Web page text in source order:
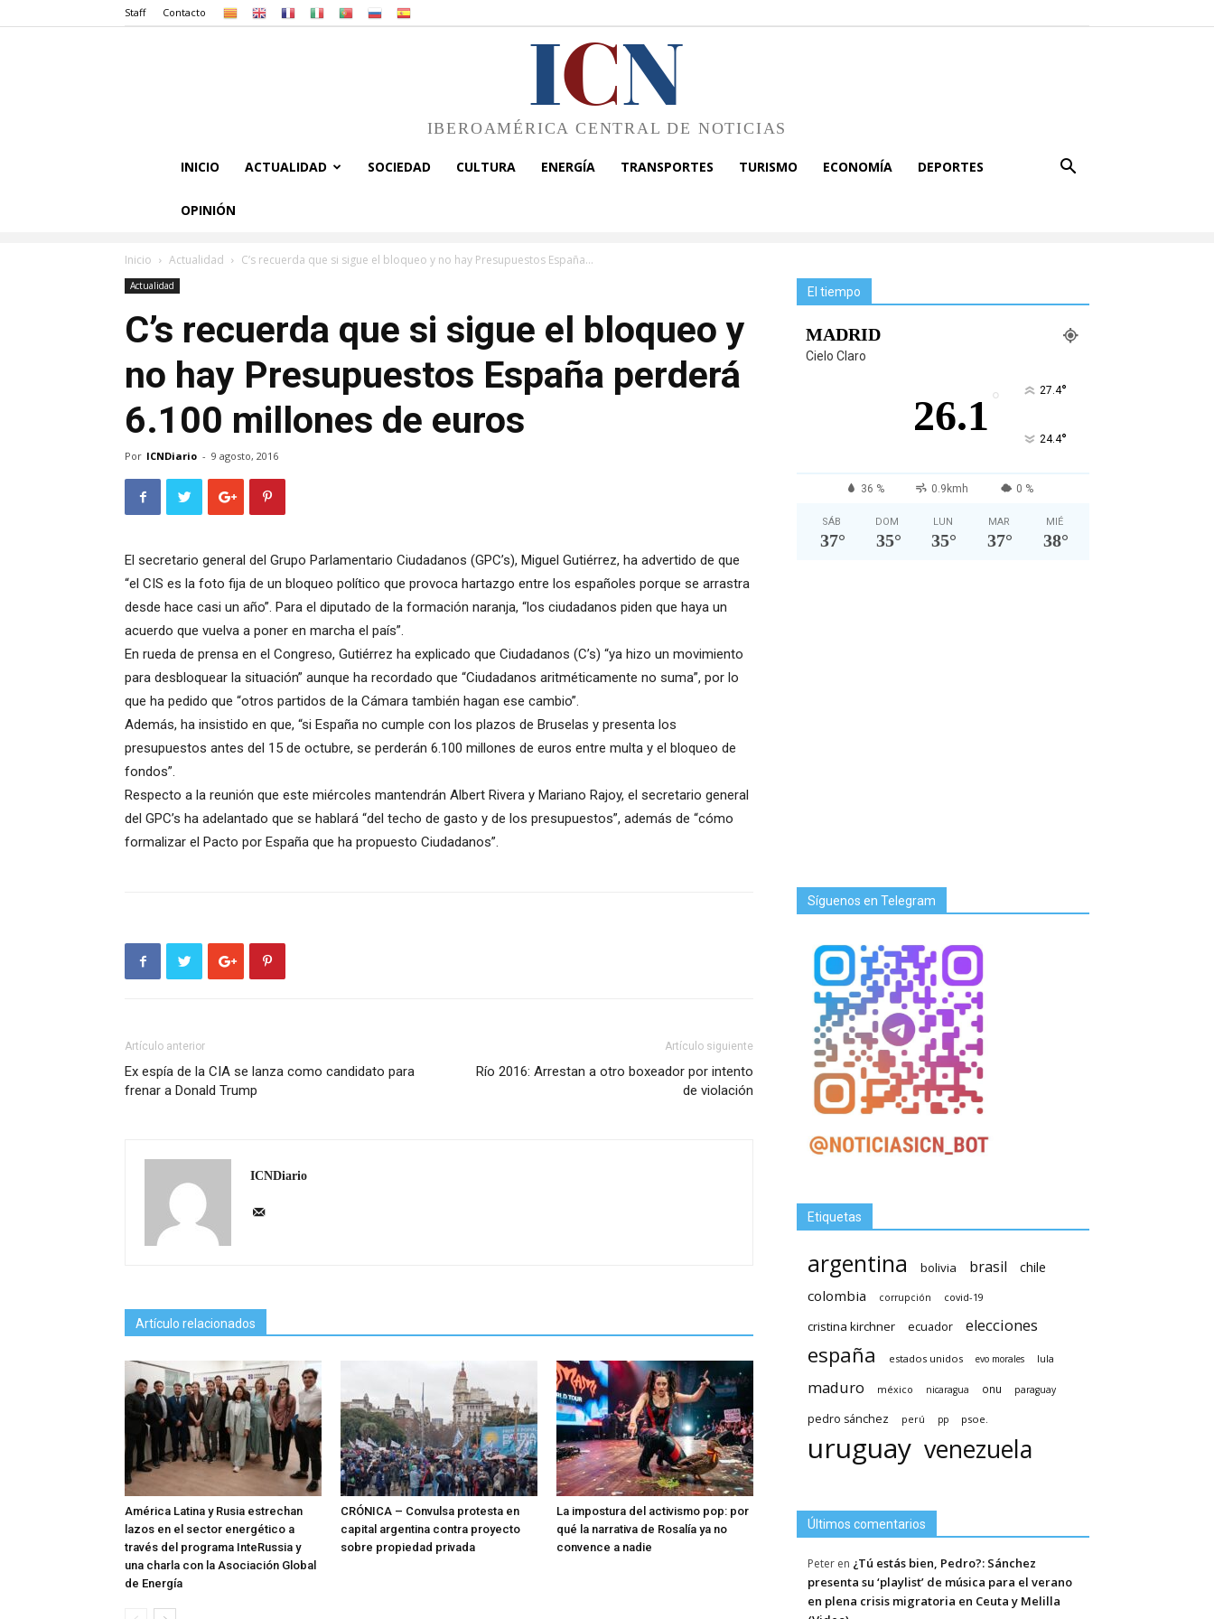
Staff Contacto
ICN
IBEROAMÉRICA CENTRAL DE NOTICIAS
INICIO ACTUALIDAD SOCIEDAD CULTURA ENERGÍA TRANSPORTES TURISMO ECONOMÍA DEPORTES
OPINIÓN
Inicio Actualidad C’s recuerda que si sigue el bloqueo y no hay Presupuestos España...
Actualidad
C’s recuerda que si sigue el bloqueo y
no hay Presupuestos España perderá
6.100 millones de euros
Por ICNDiario - 9 agosto, 2016
El secretario general del Grupo Parlamentario Ciudadanos (GPC’s), Miguel Gutiérrez, ha advertido de que
“el CIS es la foto fija de un bloqueo político que provoca hartazgo entre los españoles porque se arrastra
desde hace casi un año”. Para el diputado de la formación naranja, “los ciudadanos piden que haya un
acuerdo que vuelva a poner en marcha el país”.
En rueda de prensa en el Congreso, Gutiérrez ha explicado que Ciudadanos (C’s) “ya hizo un movimiento
para desbloquear la situación” aunque ha recordado que “Ciudadanos aritméticamente no suma”, por lo
que ha pedido que “otros partidos de la Cámara también hagan ese cambio”.
Además, ha insistido en que, “si España no cumple con los plazos de Bruselas y presenta los
presupuestos antes del 15 de octubre, se perderán 6.100 millones de euros entre multa y el bloqueo de
fondos”.
Respecto a la reunión que este miércoles mantendrán Albert Rivera y Mariano Rajoy, el secretario general
del GPC’s ha adelantado que se hablará “del techo de gasto y de los presupuestos”, además de “cómo
formalizar el Pacto por España que ha propuesto Ciudadanos”.
Artículo anterior
Ex espía de la CIA se lanza como candidato para
frenar a Donald Trump
Artículo siguiente
Río 2016: Arrestan a otro boxeador por intento
de violación
ICNDiario
Artículo relacionados
América Latina y Rusia estrechan
lazos en el sector energético a
través del programa InteRussia y
una charla con la Asociación Global
de Energía
CRÓNICA – Convulsa protesta en
capital argentina contra proyecto
sobre propiedad privada
La impostura del activismo pop: por
qué la narrativa de Rosalía ya no
convence a nadie
El tiempo
MADRID
Cielo Claro
26.1 ° 27.4°
24.4°
36 % 0.9kmh 0 %
SÁB
37°
DOM
35°
LUN
35°
MAR
37°
MIÉ
38°
Síguenos en Telegram
Etiquetas
argentina bolivia brasil
chile
colombia
corrupción covid-19
cristina kirchner ecuador elecciones
españa estados unidos evo morales lula
maduro méxico nicaragua onu paraguay
pedro sánchez perú pp psoe.
uruguay venezuela
Últimos comentarios
Peter en ¿Tú estás bien, Pedro?: Sánchez
presenta su ‘playlist’ de música para el verano
en plena crisis migratoria en Ceuta y Melilla